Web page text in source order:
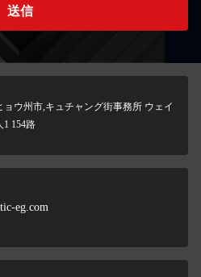
送信
ョウ州市,キュチャング街事務所 ウェイ
1 154路
eg.com